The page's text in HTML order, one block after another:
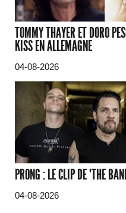
TOMMY THAYER ET DORO
KISS EN ALLEMAGNE
04-08-2026
PRONG : LE CLIP DE "THE
04-08-2026